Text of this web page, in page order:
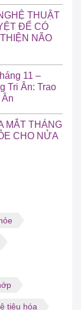
THUẬT
ĐỂ CÓ
NÃO
11 –
Tri Ân: Trao
MẮT THÁNG
CHO NỬA
tiêu hóa